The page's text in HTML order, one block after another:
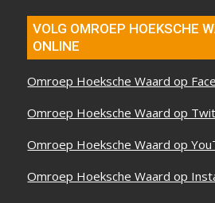
VOLG OMROEP HOEKSCHE
ONLINE
Omroep Hoeksche Waard op
Omroep Hoeksche Waard op
Omroep Hoeksche Waard op
Omroep Hoeksche Waard op